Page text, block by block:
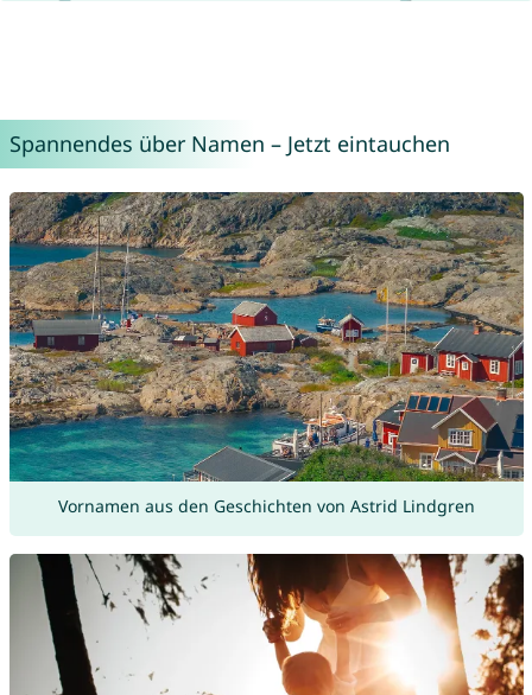
Spannendes über Namen – Jetzt eintauchen
Vornamen aus den Geschichten von Astrid Lindgren